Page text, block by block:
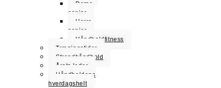
Dame
senior
Herre
senior
Håndboldfitness
Træningstider
Strandhåndbold
Årets leder
Håndboldens
hverdagshelt